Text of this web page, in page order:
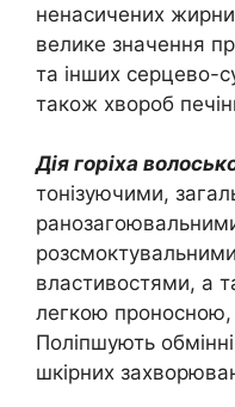
ненасичених
велике значення
та інших серцево-
також хвороб
Дія горіха
тонізуючими,
розсмоктувальними
властивостями, а
легкою проносною,
Поліпшують
шкірних